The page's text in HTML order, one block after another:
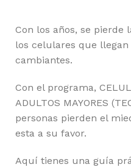
Con los años, se pierde
los celulares que
cambiantes.
Con el programa,
ADULTOS MAYORES
personas pierden el
esta a su favor.
Aquí tienes una guía